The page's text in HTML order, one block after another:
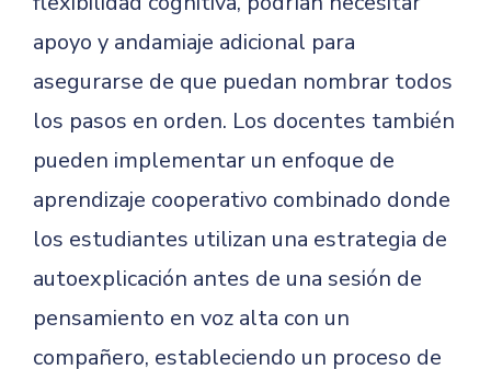
apoyo y andamiaje adicional para
asegurarse de que puedan nombrar todos
los pasos en orden. Los docentes también
pueden implementar un enfoque de
aprendizaje cooperativo combinado donde
los estudiantes utilizan una estrategia de
autoexplicación antes de una sesión de
pensamiento en voz alta con un
compañero, estableciendo un proceso de